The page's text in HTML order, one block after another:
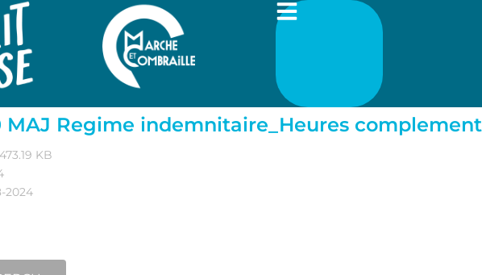
MAJ Regime indemnitaire_Heures
KB
2024